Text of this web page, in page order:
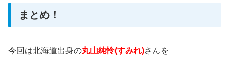
まとめ！
今回は北海道出身の丸山純怜(すみれ)さんを